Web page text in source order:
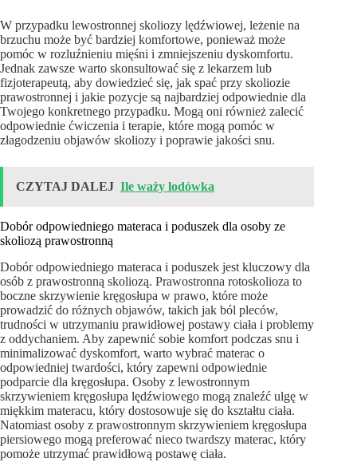
W przypadku lewostronnej skoliozy lędźwiowej, leżenie na
brzuchu może być bardziej komfortowe, ponieważ może
pomóc w rozluźnieniu mięśni i zmniejszeniu dyskomfortu.
Jednak zawsze warto skonsultować się z lekarzem lub
fizjoterapeutą, aby dowiedzieć się, jak spać przy skoliozie
prawostronnej i jakie pozycje są najbardziej odpowiednie dla
Twojego konkretnego przypadku. Mogą oni również zalecić
odpowiednie ćwiczenia i terapie, które mogą pomóc w
złagodzeniu objawów skoliozy i poprawie jakości snu.
CZYTAJ DALEJ Ile waży lodówka
Dobór odpowiedniego materaca i poduszek dla osoby ze
skoliozą prawostronną
Dobór odpowiedniego materaca i poduszek jest kluczowy dla
osób z prawostronną skoliozą. Prawostronna rotoskolioza to
boczne skrzywienie kręgosłupa w prawo, które może
prowadzić do różnych objawów, takich jak ból pleców,
trudności w utrzymaniu prawidłowej postawy ciała i problemy
z oddychaniem. Aby zapewnić sobie komfort podczas snu i
minimalizować dyskomfort, warto wybrać materac o
odpowiedniej twardości, który zapewni odpowiednie
podparcie dla kręgosłupa. Osoby z lewostronnym
skrzywieniem kręgosłupa lędźwiowego mogą znaleźć ulgę w
miękkim materacu, który dostosowuje się do kształtu ciała.
Natomiast osoby z prawostronnym skrzywieniem kręgosłupa
piersiowego mogą preferować nieco twardszy materac, który
pomoże utrzymać prawidłową postawę ciała.